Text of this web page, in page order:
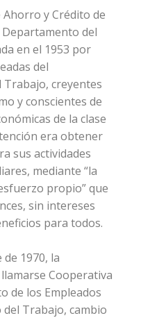
y Crédito de
del
en el 1953 por
del
creyentes
y conscientes de
de la clase
era obtener
sus actividades
mediante “la
propio” que
sin intereses
para todos.
1970, la
Cooperativa
de los Empleados
Trabajo, cambio